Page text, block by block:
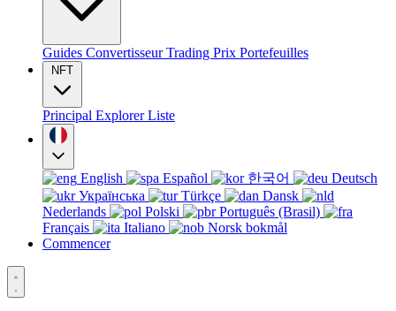
Guides ConvertisseurTrading Prix Portefeuilles
NFT
Principal ExplorerListe
English Español 한국어
Deutsch
Українська
Türkçe
Dansk
Nederlands
Polski
Português (Brasil)
Français
Italiano
Norsk bokmål
Commencer